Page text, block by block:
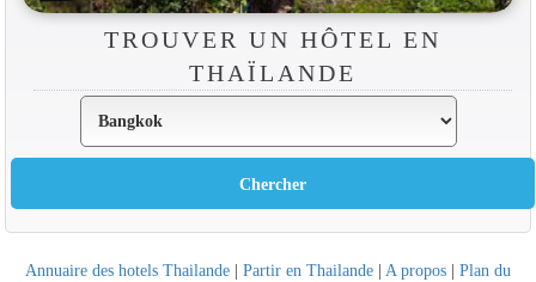
TROUVER UN HÔTEL EN
THAÏLANDE
Annuaire des hotels Thailande | Partir en Thailande | A propos | Plan du